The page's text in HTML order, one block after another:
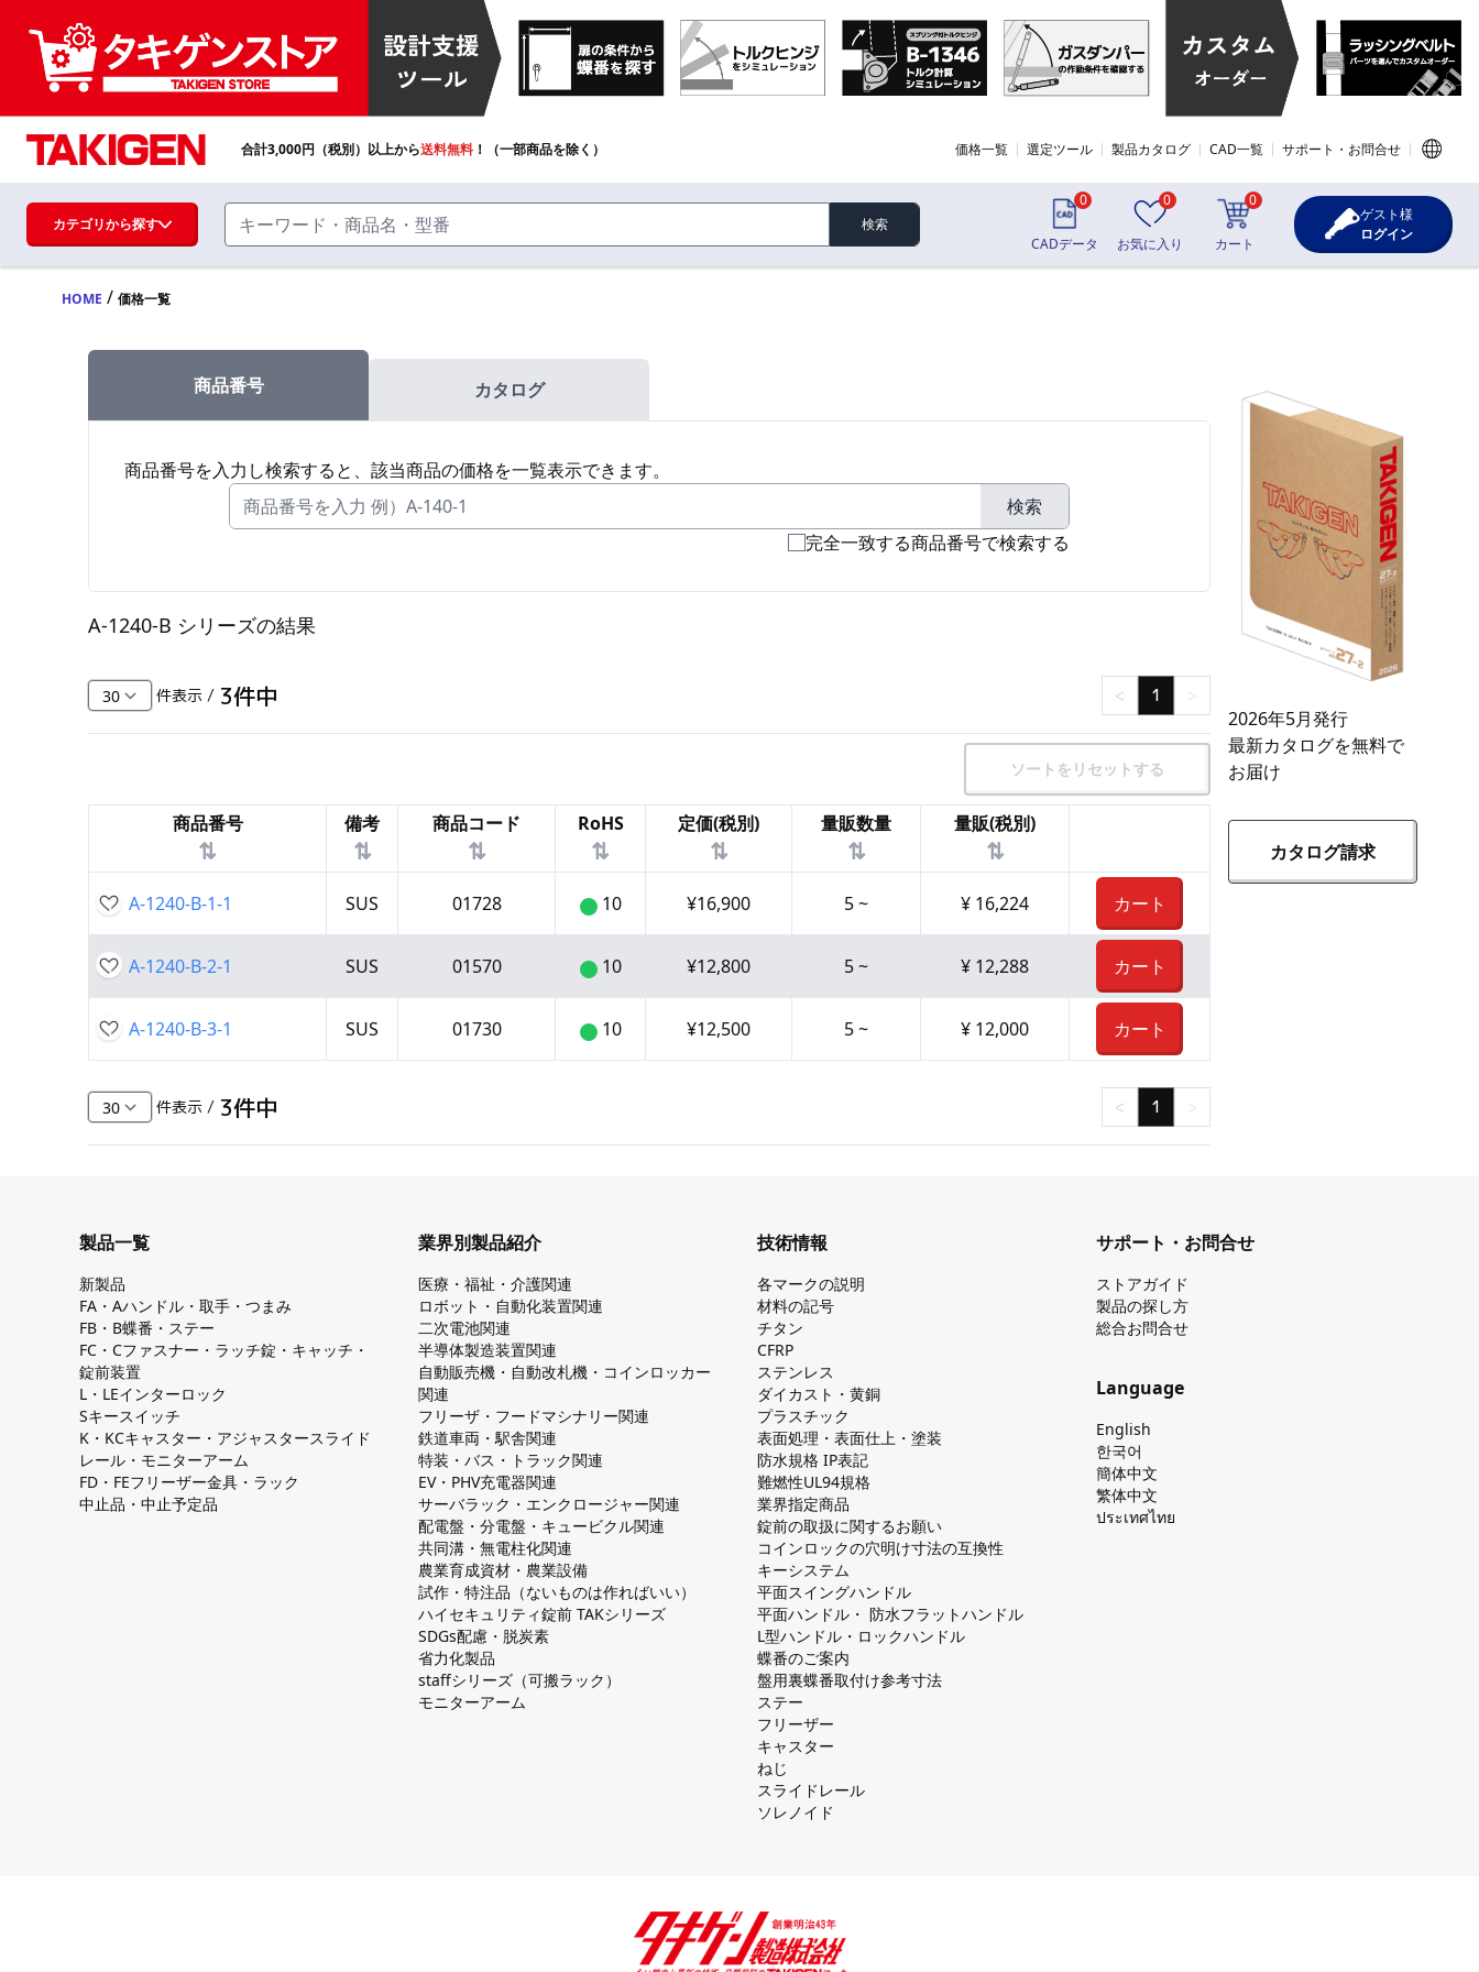
ハンドル・取手・つまみ・周辺機器
蝶番・ステー・周辺機器
FB・B
ファスナー・ラッチ錠・キャッチ・錠前
L・LE
S
キャスター・アジャスター・スライドレ
断熱・ライト・ラック
合計3,000円（税別）以上から送料無料 ！（一部商品を除く） 価格一覧 選定ツール 製品カタログ CAD一覧 サポート・お問合せ
カテゴリから探す 検索
0
CADデータ
0
お気に入り
0
カート
ゲスト様
ログイン
HOME / 価格一覧
商品番号 カタログ
商品番号を入力し検索すると、該当商品の価格を一覧表示できます。
検索
完全一致する商品番号で検索する
A-1240-B シリーズの結果
件表示 / 3件中 < 1 >
ソートをリセットする
商品番号
⇅
備考
⇅
商品コード
⇅
RoHS
⇅
定価(税別)
⇅
量販数量
⇅
量販(税別)
⇅
A-1240-B-1-1 SUS 01728 10 ¥16,900 5~ ¥ 16,224 カート
A-1240-B-2-1 SUS 01570 10 ¥12,800 5~ ¥ 12,288 カート
A-1240-B-3-1 SUS 01730 10 ¥12,500 5~ ¥ 12,000 カート
件表示 / 3件中 < 1 >
2026年5月発行
最新カタログを無料で
お届け
カタログ請求
製品一覧
新製品
FA・Aハンドル・取手・つまみ
FB・B蝶番・ステー
FC・Cファスナー・ラッチ錠・キャッチ・
錠前装置
L・LEインターロック
Sキースイッチ
K・KCキャスター・アジャスタースライド
レール・モニターアーム
FD・FEフリーザー金具・ラック
中止品・中止予定品
業界別製品紹介
医療・福祉・介護関連
ロボット・自動化装置関連
二次電池関連
半導体製造装置関連
自動販売機・自動改札機・コインロッカー
関連
フリーザ・フードマシナリー関連
鉄道車両・駅舎関連
特装・バス・トラック関連
EV・PHV充電器関連
サーバラック・エンクロージャー関連
配電盤・分電盤・キュービクル関連
共同溝・無電柱化関連
農業育成資材・農業設備
試作・特注品（ないものは作ればいい）
ハイセキュリティ錠前 TAKシリーズ
SDGs配慮・脱炭素
省力化製品
staffシリーズ（可搬ラック）
モニターアーム
技術情報
各マークの説明
材料の記号
チタン
CFRP
ステンレス
ダイカスト・⻩銅
プラスチック
表面処理・表面仕上・塗装
防⽔規格 IP表記
難燃性UL94規格
業界指定商品
錠前の取扱に関するお願い
コインロックの⽳明け⼨法の互換性
キーシステム
平⾯スイングハンドル
平⾯ハンドル・ 防⽔フラットハンドル
L型ハンドル・ロックハンドル
蝶番のご案内
盤⽤裏蝶番取付け参考⼨法
ステー
フリーザー
キャスター
ねじ
スライドレール
ソレノイド
サポート・お問合せ
ストアガイド
製品の探し⽅
総合お問合せ
Language
English
한국어
簡体中文
繁体中文
ประเทศไทย